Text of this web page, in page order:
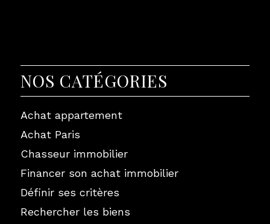
NOS CATÉGORIES
Achat appartement
Achat Paris
Chasseur immobilier
Financer son achat immobilier
Définir ses critères
Rechercher les biens